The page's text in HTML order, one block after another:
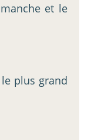
et le
le plus grand